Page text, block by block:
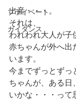
プライベート
ガイダンス
出産・・・。
それは、
われわれ大人が子
赤ちゃんが外へ出
います。
今までずっとずっ
ちゃんが、ある日
いかな・・・って